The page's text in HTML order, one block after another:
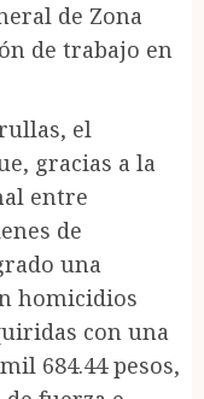
de Zona
de trabajo en
el
gracias a la
entre
de
una
homicidios
con una
684.44 pesos,